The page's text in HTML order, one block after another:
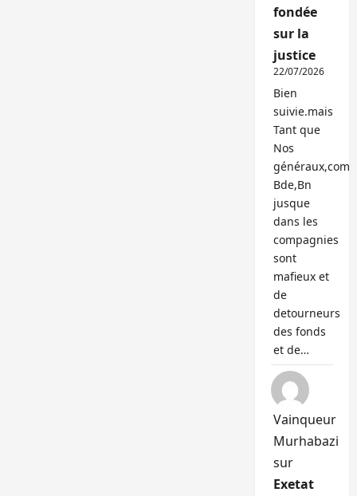
fondée
sur la
justice
22/07/2026
Bien
suivie.mais
Tant que
Nos
généraux,com
Bde,Bn
jusque
dans les
compagnies
sont
mafieux et
de
detourneurs
des fonds
et de…
Vainqueur
Murhabazi
sur
Exetat